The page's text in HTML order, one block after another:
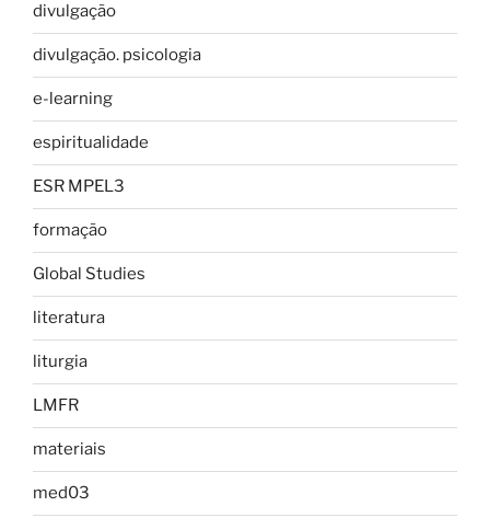
divulgação
divulgação. psicologia
e-learning
espiritualidade
ESR MPEL3
formação
Global Studies
literatura
liturgia
LMFR
materiais
med03